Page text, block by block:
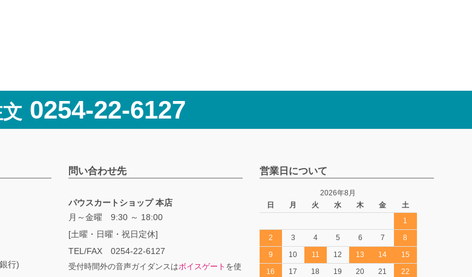
0254-22-6127
行)
問い合わせ先
パウスカートショップ 本店
月～金曜 9:30 ～ 18:00
[土曜・日曜・祝日定休]
TEL/FAX 0254-22-6127
受付時間外の音声ガイダンスはボイスゲート を使
営業日について
2026年8月
日
月 火 水 木 金
土
1
2
3 4 5 6 7
8
9
10 11 12 13 14
15
16
17 18 19 20 21
22